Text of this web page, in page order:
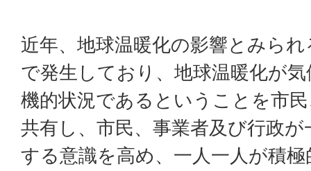
近年、地球温暖化の影響とみら
で発生しており、地球温暖化が
機的状況であるということを市
共有し、市民、事業者及び行政
する意識を高め、一人一人が積